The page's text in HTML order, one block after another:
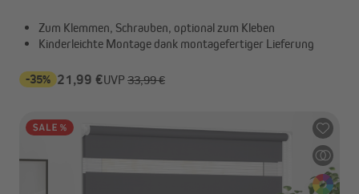
Zum Klemmen, Schrauben, optional zum Kleben
Kinderleichte Montage dank montagefertiger Lieferung
-35% 21,99 €UVP 33,99 €